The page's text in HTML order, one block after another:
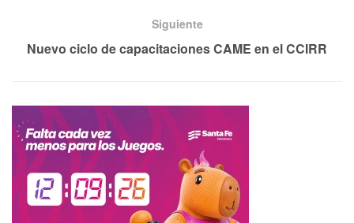
Siguiente
Nuevo ciclo de capacitaciones CAME en el CCIRR